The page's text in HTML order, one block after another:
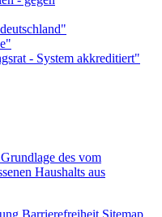
des vom
Haushalts aus
Barrierefreiheit Sitemap